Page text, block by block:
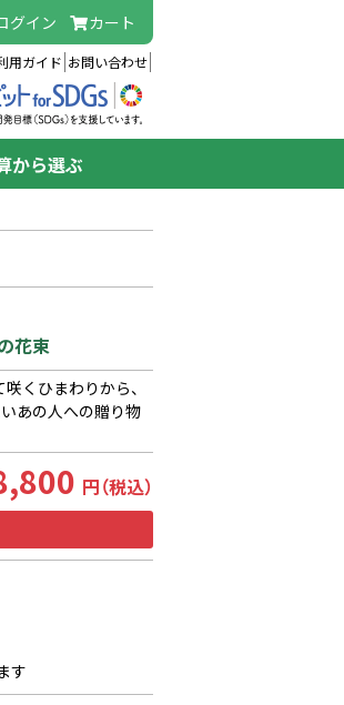
グイン カート
用ガイド お問い合わせ
から選ぶ
花束
くひまわりから、
あの人への贈り物
円（税込）
す